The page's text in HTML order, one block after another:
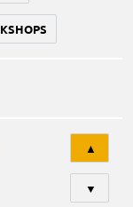
▲
▼